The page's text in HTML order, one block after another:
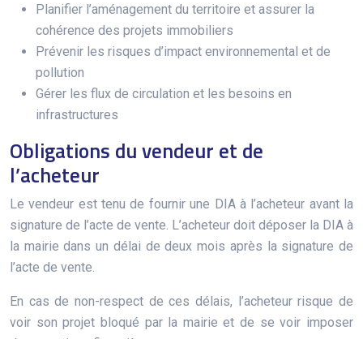
Planifier l’aménagement du territoire et assurer la
cohérence des projets immobiliers
Prévenir les risques d’impact environnemental et de
pollution
Gérer les flux de circulation et les besoins en
infrastructures
Obligations du vendeur et de
l’acheteur
Le vendeur est tenu de fournir une DIA à l’acheteur avant la
signature de l’acte de vente. L’acheteur doit déposer la DIA à
la mairie dans un délai de deux mois après la signature de
l’acte de vente.
En cas de non-respect de ces délais, l’acheteur risque de
voir son projet bloqué par la mairie et de se voir imposer